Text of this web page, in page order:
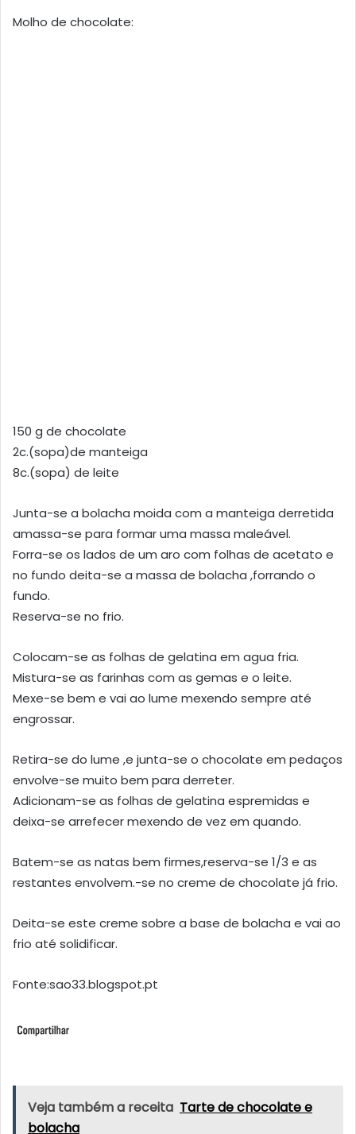
Molho de chocolate:
150 g de chocolate
2c.(sopa)de manteiga
8c.(sopa) de leite
Junta-se a bolacha moida com a manteiga derretida
amassa-se para formar uma massa maleável.
Forra-se os lados de um aro com folhas de acetato e
no fundo deita-se a massa de bolacha ,forrando o
fundo.
Reserva-se no frio.
Colocam-se as folhas de gelatina em agua fria.
Mistura-se as farinhas com as gemas e o leite.
Mexe-se bem e vai ao lume mexendo sempre até
engrossar.
Retira-se do lume ,e junta-se o chocolate em pedaços
envolve-se muito bem para derreter.
Adicionam-se as folhas de gelatina espremidas e
deixa-se arrefecer mexendo de vez em quando.
Batem-se as natas bem firmes,reserva-se 1/3 e as
restantes envolvem.-se no creme de chocolate já frio.
Deita-se este creme sobre a base de bolacha e vai ao
frio até solidificar.
Fonte:sao33.blogspot.pt
Veja também a receita Tarte de chocolate e
bolacha